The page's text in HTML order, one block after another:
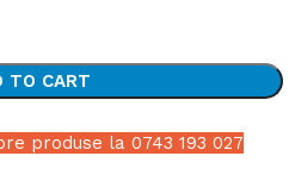
TO CART
produse la 0743 193 027